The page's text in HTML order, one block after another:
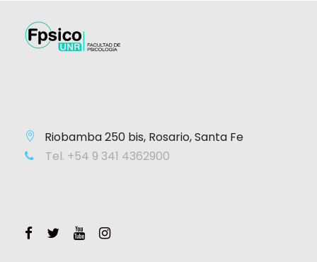
Riobamba 250 bis, Rosario, Santa Fe
Tel. +54 9 341 4362900